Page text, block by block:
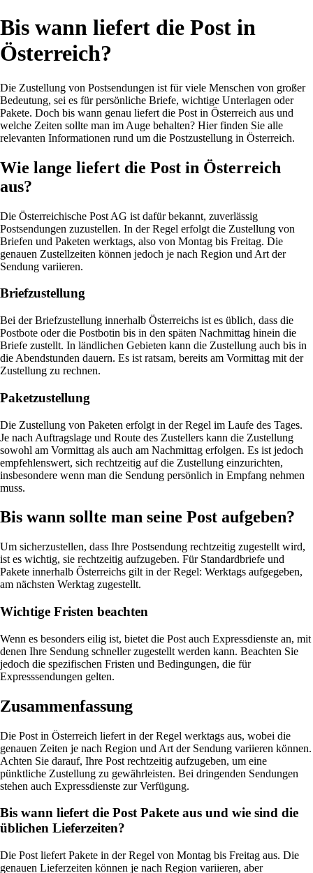
Bis wann liefert die Post in
Österreich?
Die Zustellung von Postsendungen ist für viele Menschen von großer
Bedeutung, sei es für persönliche Briefe, wichtige Unterlagen oder
Pakete. Doch bis wann genau liefert die Post in Österreich aus und
welche Zeiten sollte man im Auge behalten? Hier finden Sie alle
relevanten Informationen rund um die Postzustellung in Österreich.
Wie lange liefert die Post in Österreich
aus?
Die Österreichische Post AG ist dafür bekannt, zuverlässig
Postsendungen zuzustellen. In der Regel erfolgt die Zustellung von
Briefen und Paketen werktags, also von Montag bis Freitag. Die
genauen Zustellzeiten können jedoch je nach Region und Art der
Sendung variieren.
Briefzustellung
Bei der Briefzustellung innerhalb Österreichs ist es üblich, dass die
Postbote oder die Postbotin bis in den späten Nachmittag hinein die
Briefe zustellt. In ländlichen Gebieten kann die Zustellung auch bis in
die Abendstunden dauern. Es ist ratsam, bereits am Vormittag mit der
Zustellung zu rechnen.
Paketzustellung
Die Zustellung von Paketen erfolgt in der Regel im Laufe des Tages.
Je nach Auftragslage und Route des Zustellers kann die Zustellung
sowohl am Vormittag als auch am Nachmittag erfolgen. Es ist jedoch
empfehlenswert, sich rechtzeitig auf die Zustellung einzurichten,
insbesondere wenn man die Sendung persönlich in Empfang nehmen
muss.
Bis wann sollte man seine Post aufgeben?
Um sicherzustellen, dass Ihre Postsendung rechtzeitig zugestellt wird,
ist es wichtig, sie rechtzeitig aufzugeben. Für Standardbriefe und
Pakete innerhalb Österreichs gilt in der Regel: Werktags aufgegeben,
am nächsten Werktag zugestellt.
Wichtige Fristen beachten
Wenn es besonders eilig ist, bietet die Post auch Expressdienste an, mit
denen Ihre Sendung schneller zugestellt werden kann. Beachten Sie
jedoch die spezifischen Fristen und Bedingungen, die für
Expresssendungen gelten.
Zusammenfassung
Die Post in Österreich liefert in der Regel werktags aus, wobei die
genauen Zeiten je nach Region und Art der Sendung variieren können.
Achten Sie darauf, Ihre Post rechtzeitig aufzugeben, um eine
pünktliche Zustellung zu gewährleisten. Bei dringenden Sendungen
stehen auch Expressdienste zur Verfügung.
Bis wann liefert die Post Pakete aus und wie sind die
üblichen Lieferzeiten?
Die Post liefert Pakete in der Regel von Montag bis Freitag aus. Die
genauen Lieferzeiten können je nach Region variieren, aber